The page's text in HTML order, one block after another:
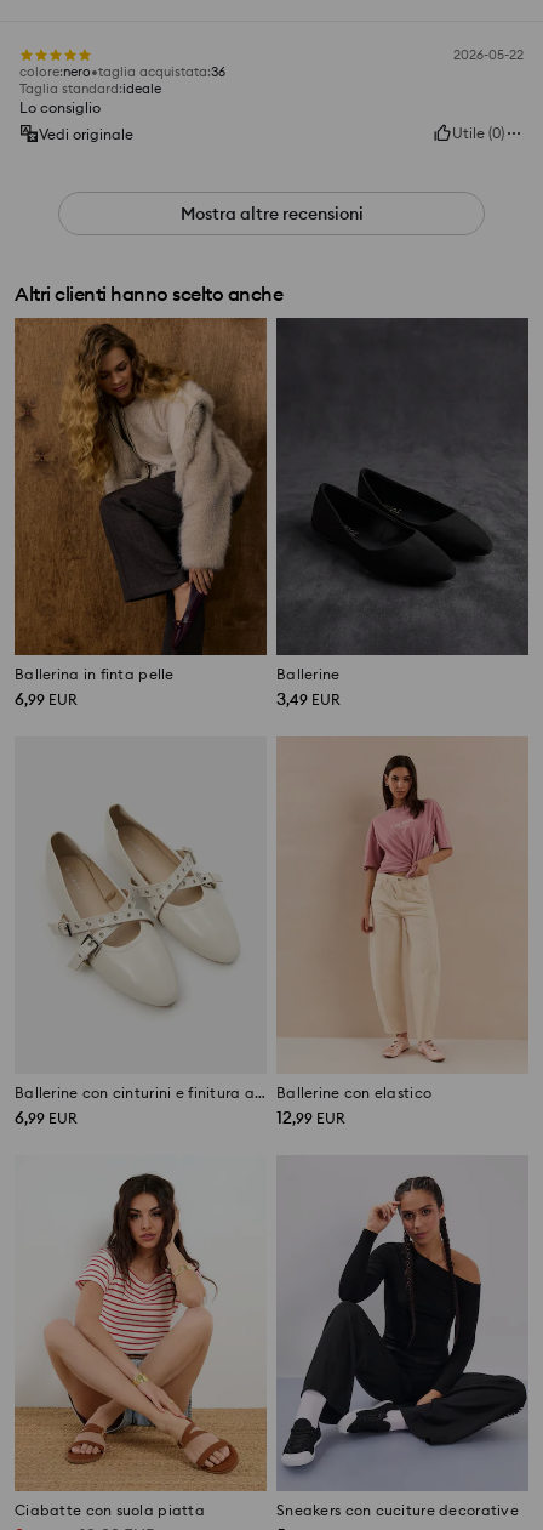
2026-05-22
colore:nero taglia acquistata:36
Taglia standard:ideale
Lo consiglio
Vedi originale
Utile (0)
Mostra altre recensioni
Altri clienti hanno scelto anche
Ballerina in finta pelle
6,99 EUR
Ballerine
3,49 EUR
Ballerine con cinturini e finitura argento
6,99 EUR
Ballerine con elastico
12,99 EUR
Ciabatte con suola piatta Sneakers con cuciture decorative